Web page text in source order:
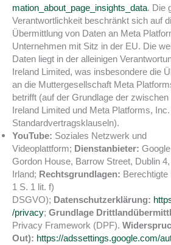
mation_about_page_insights_data. Die
Verantwortlichkeit beschränkt sich auf
Übermittlung von Daten an Meta
Unternehmen mit Sitz in der EU. Die
Daten liegt in der alleinigen
Ireland Limited, was insbesondere die
an die Muttergesellschaft Meta
betrifft (auf der Grundlage der
Ireland Limited und Meta Platforms,
Standardvertragsklauseln).
YouTube: Soziales Netzwerk und
Videoplattform; Dienstanbieter:
Gordon House, Barrow Street, Dublin 4,
Irland; Rechtsgrundlagen:
1 S. 1 lit. f)
DSGVO); Datenschutzerklärung:
/privacy; Grundlage
Privacy Framework (DPF).
Out): https://adssettings.google.com/